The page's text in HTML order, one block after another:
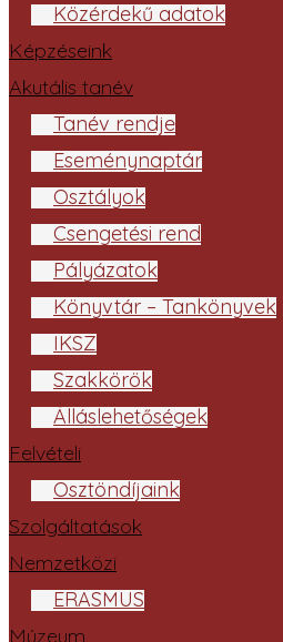
Közérdekű adatok
Képzéseink
Akutális tanév
Tanév rendje
Eseménynaptár
Osztályok
Csengetési rend
Pályázatok
Könyvtár – Tankönyvek
IKSZ
Szakkörök
Álláslehetőségek
Felvételi
Ösztöndíjaink
Szolgáltatások
Nemzetközi
ERASMUS
Múzeum